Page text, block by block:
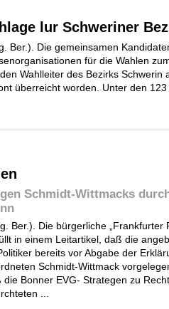
lur Schweriner
Ber.). Die gemeinsamen
für die Wahlen
Wahlleiter des Bezirks Schwerin
überreicht worden. Unter den
Schmidt-Wittmacks
Ber.). Die bürgerliche „Frankfurter
in einem Leitartikel, daß die
bereits vor Abgabe der
Schmidt-Wittmack
die Bonner EVG- Strategen zu
...